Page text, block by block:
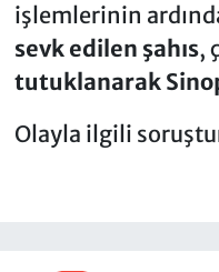
işlemlerinin
sevk edilen şahıs,
tutuklanarak
Olayla ilgili